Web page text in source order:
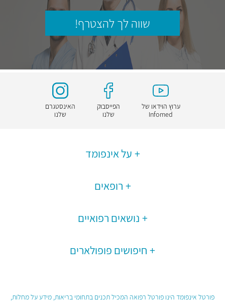
שווה לך להצטרף!
ערוץ הוידאו של
Infomed
הפייסבוק
שלנו
האינסטגרם
שלנו
על אינפומד
רופאים
נושאים רפואיים
חיפושים פופולארים
פורטל אינפומד הינו פורטל רפואה המכיל תכנים בתחומי בריאות, מידע על מחלות,